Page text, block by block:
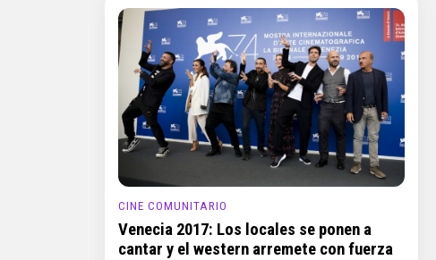
CINE COMUNITARIO
Venecia 2017: Los locales se ponen a
cantar y el western arremete con fuerza